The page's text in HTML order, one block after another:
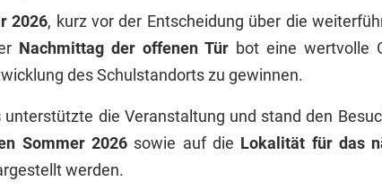
2026, kurz vor der Entscheidung über die
Nachmittag der offenen Tür bot eine wertvolle
des Schulstandorts zu gewinnen.
unterstützte die Veranstaltung und stand den
Sommer 2026 sowie auf die Lokalität für das
werden.